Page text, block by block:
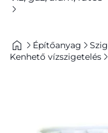
Építőanyag
Kenhető vízszigetelés